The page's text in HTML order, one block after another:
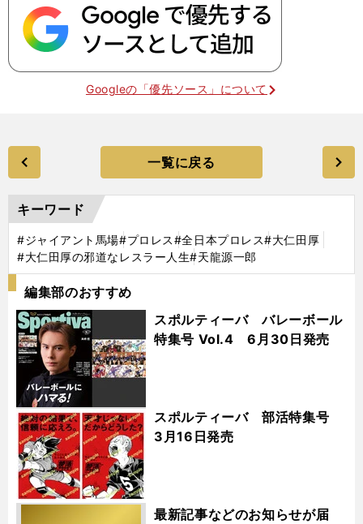
Googleの「優先ソース」について
一覧に戻る
キーワード
#ジャイアント馬場#プロレス#全日本プロレス#大仁田厚
#大仁田厚の邪道なレスラー人生#天龍源一郎
編集部のおすすめ
スポルティーバ バレーボール
特集号 Vol.4 6月30日発売
スポルティーバ 部活特集号
3月16日発売
最新記事などのお知らせが届